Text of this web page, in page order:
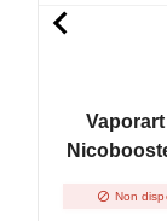
 Non
